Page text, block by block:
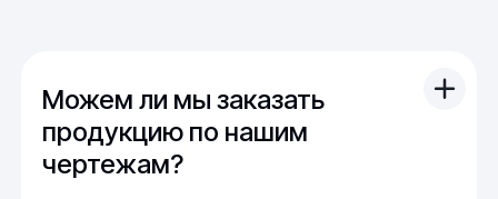
Можем ли мы заказать
продукцию по нашим
чертежам?